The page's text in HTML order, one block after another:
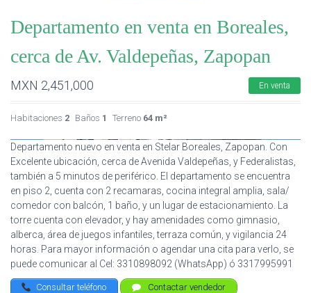
Departamento en venta en Boreales,
cerca de Av. Valdepeñas, Zapopan
MXN 2,451,000 En venta
Habitaciones 2 Baños 1 Terreno 64 m²
Departamento nuevo en venta en Stelar Boreales, Zapopan. Con
Excelente ubicación, cerca de Avenida Valdepeñas, y Federalistas,
también a 5 minutos de periférico. El departamento se encuentra
en piso 2, cuenta con 2 recamaras, cocina integral amplia, sala/
comedor con balcón, 1 baño, y un lugar de estacionamiento. La
torre cuenta con elevador, y hay amenidades como gimnasio,
alberca, área de juegos infantiles, terraza común, y vigilancia 24
horas. Para mayor información o agendar una cita para verlo, se
puede comunicar al Cel: 3310898092 (WhatsApp) ó 3317995991
Consultar teléfono Contactar vendedor